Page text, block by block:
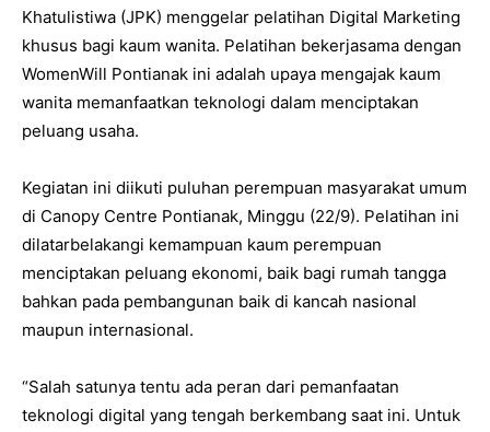
Khatulistiwa (JPK) menggelar pelatihan Digital Marketing
khusus bagi kaum wanita. Pelatihan bekerjasama dengan
WomenWill Pontianak ini adalah upaya mengajak kaum
wanita memanfaatkan teknologi dalam menciptakan
peluang usaha.
Kegiatan ini diikuti puluhan perempuan masyarakat umum
di Canopy Centre Pontianak, Minggu (22/9). Pelatihan ini
dilatarbelakangi kemampuan kaum perempuan
menciptakan peluang ekonomi, baik bagi rumah tangga
bahkan pada pembangunan baik di kancah nasional
maupun internasional.
“Salah satunya tentu ada peran dari pemanfaatan
teknologi digital yang tengah berkembang saat ini. Untuk